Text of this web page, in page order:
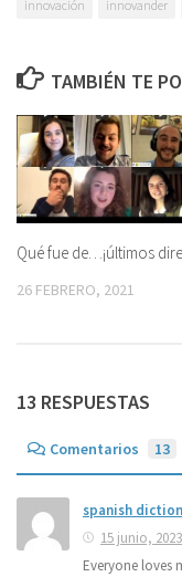
innovación
innovander
TAMBIÉN TE
Qué fue de…¡últimos
26 FEBRERO, 2021
13 RESPUESTAS
Comentarios 13
spanish
15 junio,
Everyone loves